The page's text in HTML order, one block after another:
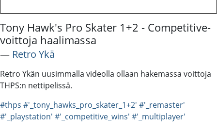
Tony Hawk's Pro Skater 1+2 - Competitive-
voittoja haalimassa
― Retro Ykä
Retro Ykän uusimmalla videolla ollaan hakemassa voittoja
THPS:n nettipelissä.
#thps #'_tony_hawks_pro_skater_1+2' #'_remaster'
#'_playstation' #'_competitive_wins' #'_multiplayer'